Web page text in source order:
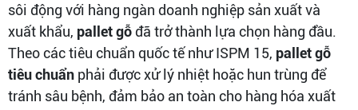
sôi động với hàng ngàn doanh nghiệp sản xuất và
xuất khẩu, pallet gỗđã trở thành lựa chọn hàng đầu.
Theo các tiêu chuẩn quốc tế như ISPM 15, pallet gỗ
tiêu chuẩn phải được xử lý nhiệt hoặc hun trùng để
tránh sâu bệnh, đảm bảo an toàn cho hàng hóa xuất